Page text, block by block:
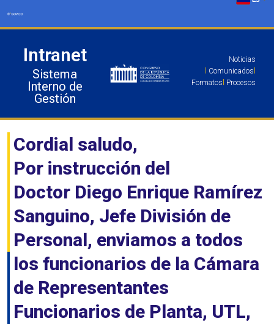
Intranet
Sistema
Interno de
Gestión
Noticias
Comunicados
Formatos Procesos
Cordial saludo,
Por instrucción del
Doctor Diego Enrique Ramírez
Sanguino, Jefe División de
Personal, enviamos a todos
los funcionarios de la Cámara
de Representantes
Funcionarios de Planta, UTL,